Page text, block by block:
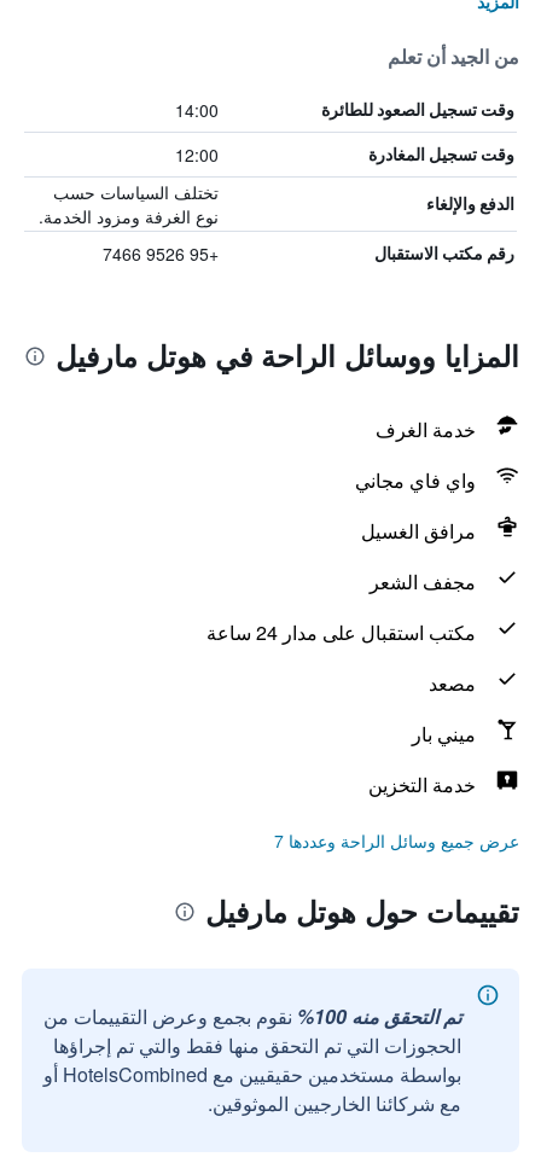
من الجيد أن تعلم
وقت تسجيل الصعود للطائرة 14:00
وقت تسجيل المغادرة 12:00
الدفع والإلغاء
تختلف السياسات حسب
نوع الغرفة ومزود الخدمة.
رقم مكتب الاستقبال +95 9526 7466
المزايا ووسائل الراحة في هوتل مارفيل
خدمة الغرف
واي فاي مجاني
مرافق الغسيل
مجفف الشعر
مكتب استقبال على مدار 24 ساعة
مصعد
ميني بار
خدمة التخزين
عرض جميع وسائل الراحة وعددها 7
تقييمات حول هوتل مارفيل
تم التحقق منه 100%
نقوم بجمع وعرض التقييمات من
الحجوزات التي تم التحقق منها فقط والتي تم إجراؤها
بواسطة مستخدمين حقيقيين مع HotelsCombined أو
مع شركائنا الخارجيين الموثوقين.